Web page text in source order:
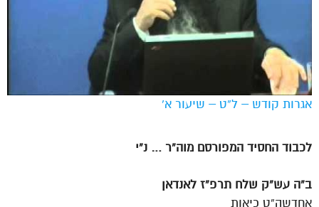
אגרות קודש – ל”ט – שיעור א’
לכבוד החסיד המפורסם מוה”ר … נ”י
ב”ה עש”ק שלח תרפ”ז לאנדאן
אחדשה”ט כיאות